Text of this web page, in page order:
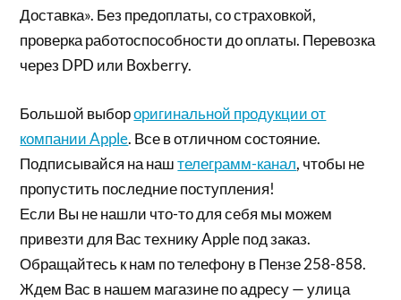
Доставка». Без предоплаты, со страховкой,
проверка работоспособности до оплаты. Перевозка
через DPD или Boxberry.
Большой выбороригинальной продукции от
компании Apple. Все в отличном состояние.
Подписывайся на наштелеграмм-канал, чтобы не
пропустить последние поступления!
Если Вы не нашли что-то для себя мы можем
привезти для Вас технику Apple под заказ.
Обращайтесь к нам по телефону в Пензе 258-858.
Ждем Вас в нашем магазине по адресу — улица